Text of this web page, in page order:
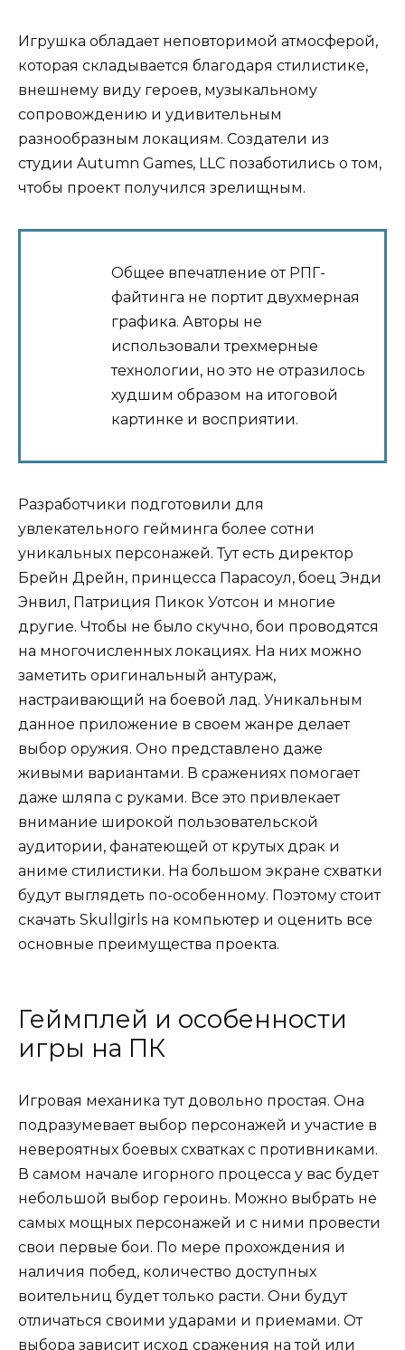
Игрушка обладает неповторимой атмосферой,
которая складывается благодаря стилистике,
внешнему виду героев, музыкальному
сопровождению и удивительным
разнообразным локациям. Создатели из
студии Autumn Games, LLC позаботились о том,
чтобы проект получился зрелищным.
Общее впечатление от РПГ-
файтинга не портит двухмерная
графика. Авторы не
использовали трехмерные
технологии, но это не отразилось
худшим образом на итоговой
картинке и восприятии.
Разработчики подготовили для
увлекательного гейминга более сотни
уникальных персонажей. Тут есть директор
Брейн Дрейн, принцесса Парасоул, боец Энди
Энвил, Патриция Пикок Уотсон и многие
другие. Чтобы не было скучно, бои проводятся
на многочисленных локациях. На них можно
заметить оригинальный антураж,
настраивающий на боевой лад. Уникальным
данное приложение в своем жанре делает
выбор оружия. Оно представлено даже
живыми вариантами. В сражениях помогает
даже шляпа с руками. Все это привлекает
внимание широкой пользовательской
аудитории, фанатеющей от крутых драк и
аниме стилистики. На большом экране схватки
будут выглядеть по-особенному. Поэтому стоит
скачать Skullgirls на компьютер и оценить все
основные преимущества проекта.
Геймплей и особенности
игры на ПК
Игровая механика тут довольно простая. Она
подразумевает выбор персонажей и участие в
невероятных боевых схватках с противниками.
В самом начале игорного процесса у вас будет
небольшой выбор героинь. Можно выбрать не
самых мощных персонажей и с ними провести
свои первые бои. По мере прохождения и
наличия побед, количество доступных
воительниц будет только расти. Они будут
отличаться своими ударами и приемами. От
выбора зависит исход сражения на той или